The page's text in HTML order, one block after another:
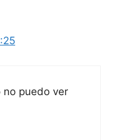
no puedo ver